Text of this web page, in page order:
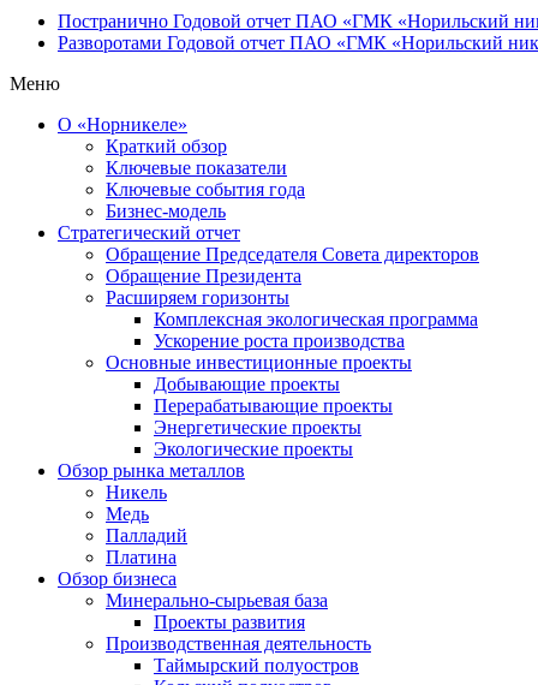
Постранично Годовой отчет ПАО «ГМК «Норильский
Разворотами Годовой отчет ПАО «ГМК «Норильский
Меню
О «Норникеле»
Краткий обзор
Ключевые показатели
Ключевые события года
Бизнес-модель
Стратегический отчет
Обращение Председателя Совета директоров
Обращение Президента
Расширяем горизонты
Комплексная экологическая программа
Ускорение роста производства
Основные инвестиционные проекты
Добывающие проекты
Перерабатывающие проекты
Энергетические проекты
Экологические проекты
Обзор рынка металлов
Никель
Медь
Палладий
Платина
Обзор бизнеса
Минерально-сырьевая база
Проекты развития
Производственная деятельность
Таймырский полуостров